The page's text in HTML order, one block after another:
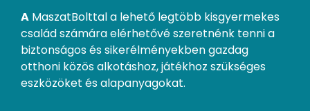
A MaszatBolttal a lehető legtöbb kisgyermekes
család számára elérhetővé szeretnénk tenni a
biztonságos és sikerélményekben gazdag
otthoni közös alkotáshoz, játékhoz szükséges
eszközöket és alapanyagokat.